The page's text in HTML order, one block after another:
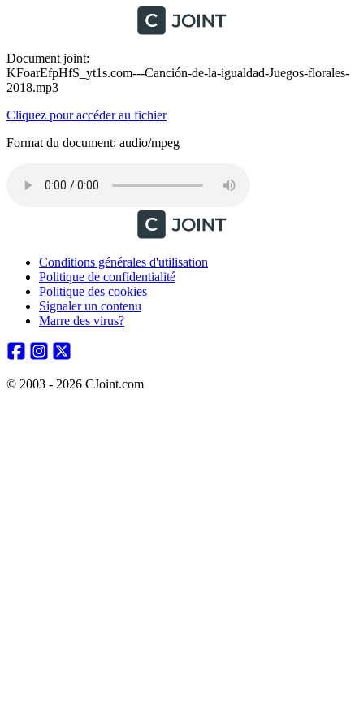
Document joint:
KFoarEfpHfS_yt1s.com---Canción-de-la-igualdad-Juegos-florales-
2018.mp3
Cliquez pour accéder au fichier
Format du document: audio/mpeg
Conditions générales d'utilisation
Politique de confidentialité
Politique des cookies
Signaler un contenu
Marre des virus?
© 2003 - 2026 CJoint.com